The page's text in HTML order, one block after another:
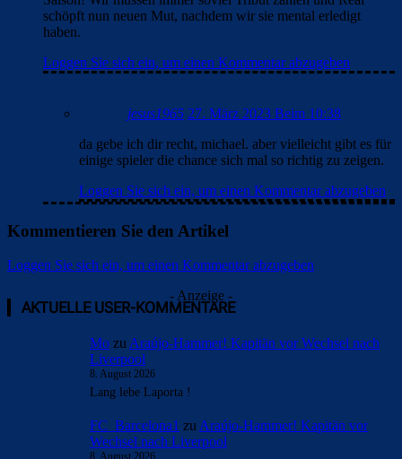
schöpft nun neuen Mut, nachdem wir sie mental erledigt
haben.
Loggen Sie sich ein, um einen Kommentar abzugeben
jesus1965 27. März 2023 Beim 10:38
da gebe ich dir recht, michael. aber vielleicht gibt es für
einige spieler die chance sich mal so richtig zu zeigen.
Loggen Sie sich ein, um einen Kommentar abzugeben
Kommentieren Sie den Artikel
Loggen Sie sich ein, um einen Kommentar abzugeben
- Anzeige -
AKTUELLE USER-KOMMENTARE
Mo zuAraújo-Hammer! Kapitän vor Wechsel nach
Liverpool
8. August 2026
Lang lebe Laporta !
FC_Barcelona1 zu Araújo-Hammer! Kapitän vor
Wechsel nach Liverpool
8. August 2026